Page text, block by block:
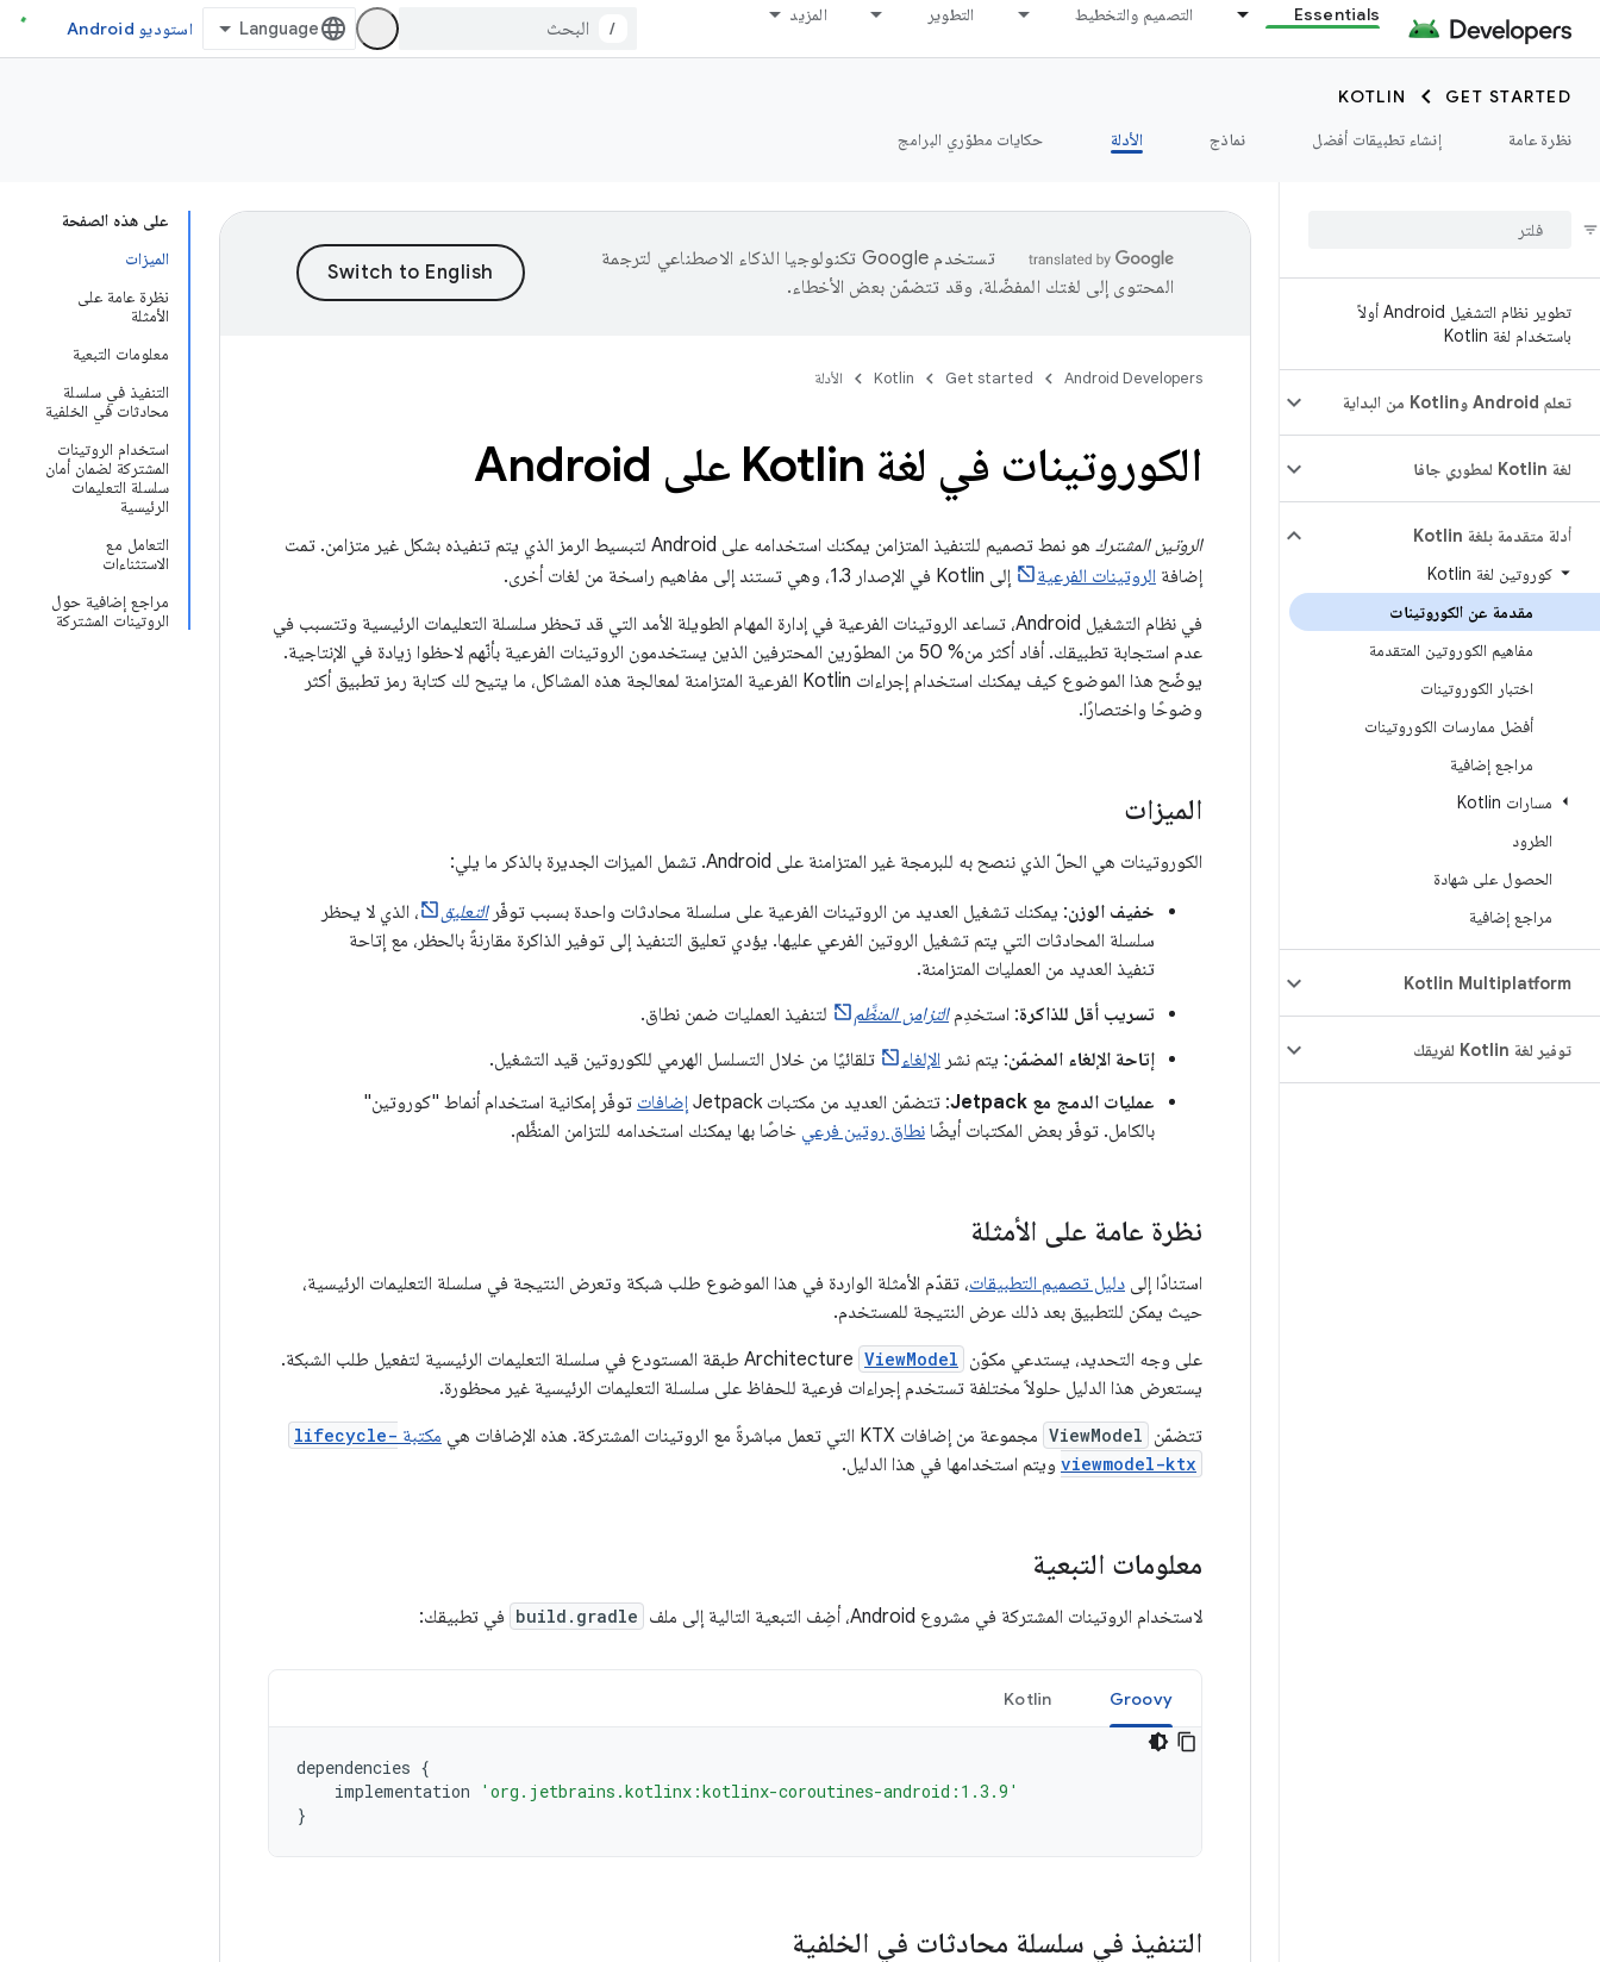
Essentials التصميم والتخطيط التطوير المزيد
/ استوديو Android
GET STARTED
KOTLIN
نظرة عامة
إنشاء تطبيقات أفضل نماذج الأدلة حكايات مطوّري البرامج
تطوير نظام التشغيل Android أولاً
باستخدام لغة Kotlin
تعلم Android وKotlin من البداية
لغة Kotlin لمطوري جافا
أدلة متقدمة بلغة Kotlin
كوروتين لغة Kotlin
مقدمة عن الكوروتينات
مفاهيم الكوروتين المتقدمة
اختبار الكوروتينات
أفضل ممارسات الكوروتينات
مراجع إضافية
مسارات Kotlin
الطرود
الحصول على شهادة
مراجع إضافية
‫Kotlin Multiplatform
توفير لغة Kotlin لفريقك
على هذه الصفحة
الميزات
نظرة عامة على
الأمثلة
معلومات التبعية
التنفيذ في سلسلة
محادثات في الخلفية
استخدام الروتينات
المشتركة لضمان أمان
سلسلة التعليمات
الرئيسية
التعامل مع
الاستثناءات
مراجع إضافية حول
الروتينات المشتركة
تستخدم Google تكنولوجيا الذكاء الاصطناعي لترجمة
المحتوى إلى لغتك المفضّلة، وقد تتضمّن بعض الأخطاء.
Android Developers
Get started
Kotlin الأدلة
الكوروتينات في لغة Kotlin على Android
الروتين المشترك
هو نمط تصميم للتنفيذ المتزامن يمكنك استخدامه على Android لتبسيط الرمز الذي يتم تنفيذه بشكل غير متزامن. تمت
إضافة الروتينات الفرعية
إلى Kotlin في الإصدار 1.3، وهي تستند إلى مفاهيم راسخة من لغات أخرى.
في نظام التشغيل Android، تساعد الروتينات الفرعية في إدارة المهام الطويلة الأمد التي قد تحظر سلسلة التعليمات الرئيسية وتتسبب في
عدم استجابة تطبيقك. أفاد أكثر من% 50 من المطوّرين المحترفين الذين يستخدمون الروتينات الفرعية بأنّهم لاحظوا زيادة في الإنتاجية.
يوضّح هذا الموضوع كيف يمكنك استخدام إجراءات Kotlin الفرعية المتزامنة لمعالجة هذه المشاكل، ما يتيح لك كتابة رمز تطبيق أكثر
وضوحًا واختصارًا.
الميزات
الكوروتينات هي الحلّ الذي ننصح به للبرمجة غير المتزامنة على Android. تشمل الميزات الجديرة بالذكر ما يلي:
خفيف الوزن: يمكنك تشغيل العديد من الروتينات الفرعية على سلسلة محادثات واحدة بسبب توفّرالتعليق
، الذي لا يحظر
سلسلة المحادثات التي يتم تشغيل الروتين الفرعي عليها. يؤدي تعليق التنفيذ إلى توفير الذاكرة مقارنةً بالحظر، مع إتاحة
تنفيذ العديد من العمليات المتزامنة.
تسريب أقل للذاكرة: استخدِمالتزامن المنظَّم
لتنفيذ العمليات ضمن نطاق.
إتاحة الإلغاء المضمّن: يتم نشر الإلغاء
تلقائيًا من خلال التسلسل الهرمي للكوروتين قيد التشغيل.
عمليات الدمج مع Jetpack
: تتضمّن العديد من مكتبات Jetpack إضافات توفّر إمكانية استخدام أنماط "كوروتين"
بالكامل. توفّر بعض المكتبات أيضًا نطاق روتين فرعي خاصًا بها يمكنك استخدامه للتزامن المنظَّم.
نظرة عامة على الأمثلة
استنادًا إلى دليل تصميم التطبيقات، تقدّم الأمثلة الواردة في هذا الموضوع طلب شبكة وتعرض النتيجة في سلسلة التعليمات الرئيسية،
حيث يمكن للتطبيق بعد ذلك عرض النتيجة للمستخدم.
على وجه التحديد، يستدعي مكوّن ViewModel
Architecture طبقة المستودع في سلسلة التعليمات الرئيسية لتفعيل طلب الشبكة.
يستعرض هذا الدليل حلولاً مختلفة تستخدم إجراءات فرعية للحفاظ على سلسلة التعليمات الرئيسية غير محظورة.
تتضمّن ViewModel مجموعة من إضافات KTX التي تعمل مباشرةً مع الروتينات المشتركة. هذه الإضافات هي مكتبة lifecycle-
viewmodel-ktx ويتم استخدامها في هذا الدليل.
معلومات التبعية
لاستخدام الروتينات المشتركة في مشروع Android، أضِف التبعية التالية إلى ملف build.gradle في تطبيقك:
Groovy
Kotlin
dependencies {
implementation
'org.jetbrains.kotlinx:kotlinx-coroutines-android:1.3.9'
}
التنفيذ في سلسلة محادثات في الخلفية